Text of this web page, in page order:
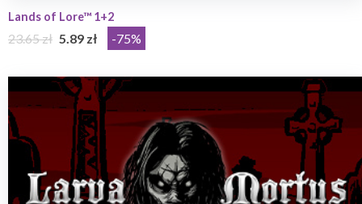
Lands of Lore™ 1+2
23.65 zł 5.89 zł -75%